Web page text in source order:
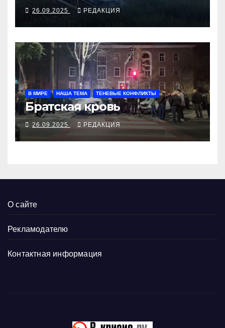
26.09.2025 РЕДАКЦИЯ
В МИРЕ НАША ТЕМА ТЕНЕВЫЕ КОНФЛИКТЫ
Братская кровь
26.09.2025 РЕДАКЦИЯ
О сайте
Рекламодателю
Контактная информация